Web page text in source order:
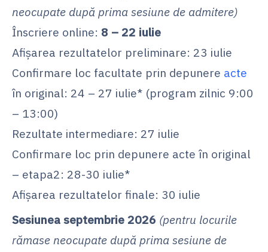
neocupate după prima sesiune de admitere)
Înscriere online: 8 – 22 iulie
Afișarea rezultatelor preliminare: 23 iulie
Confirmare loc facultate prin depunere acte
în original: 24 – 27 iulie* (program zilnic 9:00
– 13:00)
Rezultate intermediare: 27 iulie
Confirmare loc prin depunere acte în original
– etapa2: 28-30 iulie*
Afișarea rezultatelor finale: 30 iulie
Sesiunea septembrie 2026 (pentru locurile
rămase neocupate după prima sesiune de